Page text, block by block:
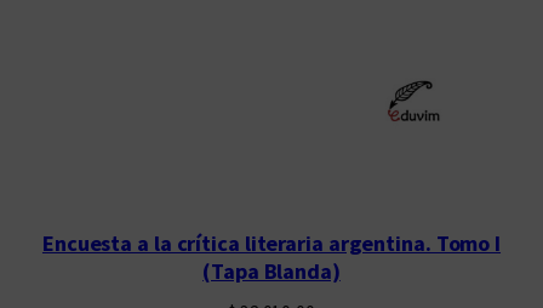
Encuesta a la crítica literaria argentina. Tomo I
(Tapa Blanda)